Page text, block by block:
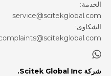
الخدمة:
service@scitekglobal.com
الشكاوى:

شركة Scitek Global Inc.